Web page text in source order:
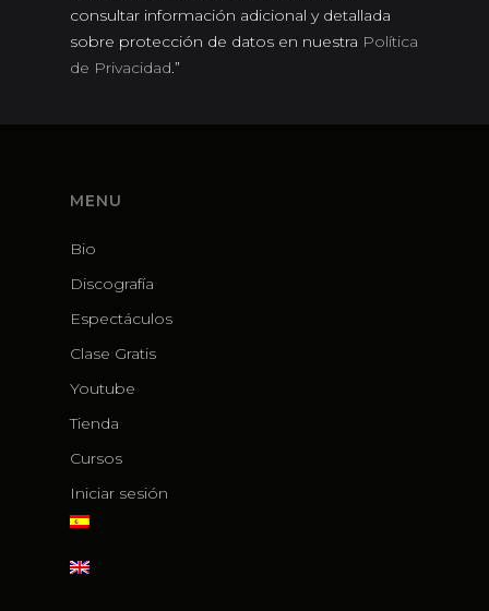
consultar información adicional y detallada
sobre protección de datos en nuestra Política
de Privacidad .”
MENU
Bio
Discografía
Espectáculos
Clase Gratis
Youtube
Tienda
Cursos
Iniciar sesión